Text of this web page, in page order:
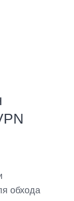
обхода